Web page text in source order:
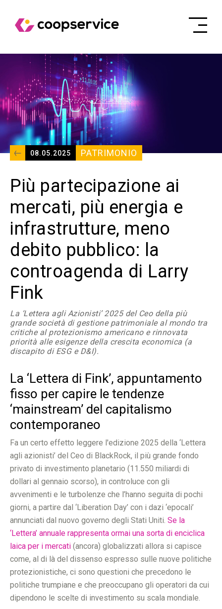
08.05.2025 PATRIMONIO
Più partecipazione ai
mercati, più energia e
infrastrutture, meno
debito pubblico: la
controagenda di Larry
Fink
La ‘Lettera agli Azionisti’ 2025 del Ceo della più
grande società di gestione patrimoniale al mondo tra
critiche al protezionismo americano e rinnovata
priorità alle esigenze della crescita economica (a
discapito di ESG e D&I).
La ‘Lettera di Fink’, appuntamento
fisso per capire le tendenze
‘mainstream’ del capitalismo
contemporaneo
Fa un certo effetto leggere l'edizione 2025 della ‘Lettera
agli azionisti’ del Ceo di BlackRock, il più grande fondo
privato di investimento planetario (11.550 miliardi di
dollari al gennaio scorso), in controluce con gli
avvenimenti e le turbolenze che l’hanno seguita di pochi
giorni, a partire dal ‘Liberation Day’ con i dazi ‘epocali’
annunciati dal nuovo governo degli Stati Uniti. Se la
‘Lettera’ annuale rappresenta ormai una sorta di enciclica
laica per i mercati (ancora) globalizzati allora si capisce
come, al di là del dissenso espresso sulle nuove politiche
protezionistiche, ci sono questioni che precedono le
politiche trumpiane e che preoccupano gli operatori da cui
dipendono le scelte di investimento su scala mondiale.